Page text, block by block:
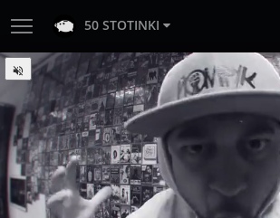
50 STOTINKI